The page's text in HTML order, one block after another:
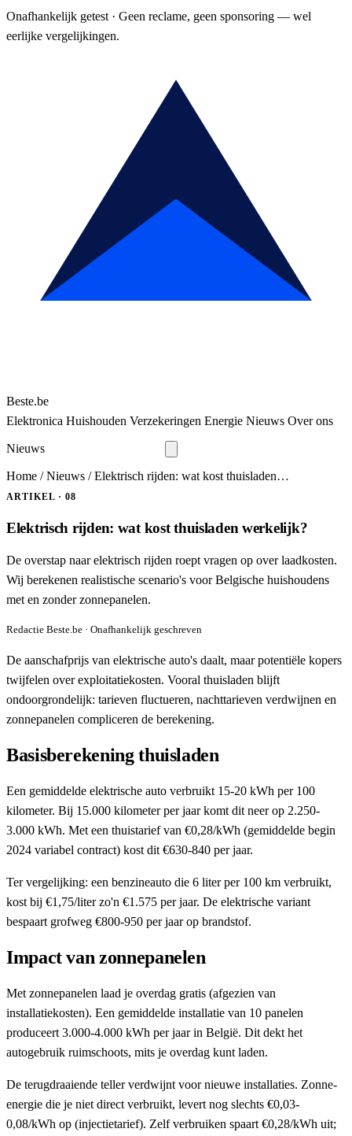
Onafhankelijk getest · Geen reclame, geen sponsoring — wel
eerlijke vergelijkingen.
Beste.be
Elektronica Huishouden Verzekeringen Energie Nieuws Over ons
Nieuws
Home / Nieuws / Elektrisch rijden: wat kost thuisladen…
ARTIKEL · 08
Elektrisch rijden: wat kost thuisladen werkelijk?
De overstap naar elektrisch rijden roept vragen op over laadkosten.
Wij berekenen realistische scenario's voor Belgische huishoudens
met en zonder zonnepanelen.
Redactie Beste.be · Onafhankelijk geschreven
De aanschafprijs van elektrische auto's daalt, maar potentiële kopers
twijfelen over exploitatiekosten. Vooral thuisladen blijft
ondoorgrondelijk: tarieven fluctueren, nachttarieven verdwijnen en
zonnepanelen compliceren de berekening.
Basisberekening thuisladen
Een gemiddelde elektrische auto verbruikt 15-20 kWh per 100
kilometer. Bij 15.000 kilometer per jaar komt dit neer op 2.250-
3.000 kWh. Met een thuistarief van €0,28/kWh (gemiddelde begin
2024 variabel contract) kost dit €630-840 per jaar.
Ter vergelijking: een benzineauto die 6 liter per 100 km verbruikt,
kost bij €1,75/liter zo'n €1.575 per jaar. De elektrische variant
bespaart grofweg €800-950 per jaar op brandstof.
Impact van zonnepanelen
Met zonnepanelen laad je overdag gratis (afgezien van
installatiekosten). Een gemiddelde installatie van 10 panelen
produceert 3.000-4.000 kWh per jaar in België. Dit dekt het
autogebruik ruimschoots, mits je overdag kunt laden.
De terugdraaiende teller verdwijnt voor nieuwe installaties. Zonne-
energie die je niet direct verbruikt, levert nog slechts €0,03-
0,08/kWh op (injectietarief). Zelf verbruiken spaart €0,28/kWh uit;